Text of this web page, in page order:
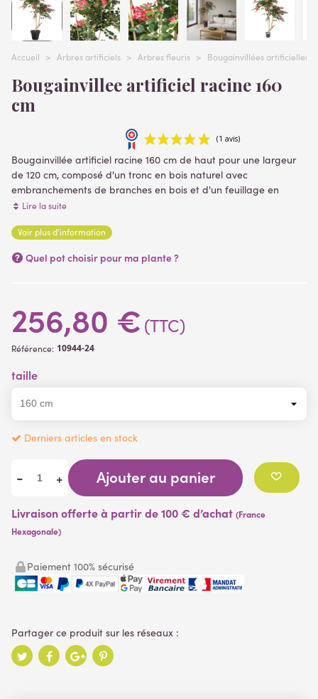
Accueil > Arbres artificiels > Arbres fleuris > Bougainvillées artificielles
Bougainvillee artificiel racine 160
cm
Bougainvillée artificiel racine 160 cm de haut pour une largeur
de 120 cm, composé d'un tronc en bois naturel avec
embranchements de branches en bois et d'un feuillage en
Tergal, tissu. La hauteur sous feuillage est de 70 cm. Livré dans
Lire la suite
Voir plus d'information
Quel pot choisir pour ma plante ?
256,80 € (TTC)
Référence: 10944-24
taille
Derniers articles en stock
- + Ajouter au panier
Livraison offerte à partir de 100 € d’achat (France
Hexagonale)
Paiement 100% sécurisé